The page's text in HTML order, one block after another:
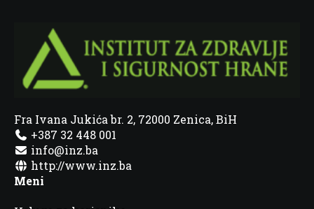
Fra Ivana Jukića br. 2, 72000 Zenica, BiH
+387 32 448 001
info@inz.ba
http://www.inz.ba
Meni